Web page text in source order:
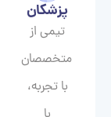
پزشکان
تیمی از
متخصصان
با تجربه،
با